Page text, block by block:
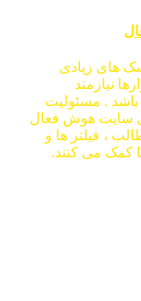
های زیادی
نیازمند
. مسئولیت
سایت هوش فعال
، فیلتر ها و
کمک می کنند.